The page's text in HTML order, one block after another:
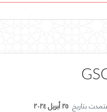
بتاريخ ٢٥ أبريل ٢٠٢٤